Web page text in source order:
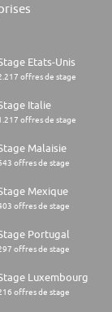
Etats-Unis
offres de stage
Italie
offres de stage
Malaisie
offres de stage
Mexique
offres de stage
Portugal
offres de stage
Luxembourg
offres de stage